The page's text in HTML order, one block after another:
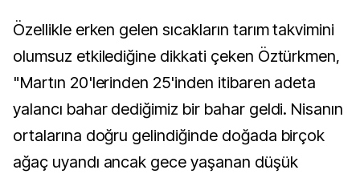
Özellikle erken gelen sıcakların tarım takvimini
olumsuz etkilediğine dikkati çeken Öztürkmen,
"Martın 20'lerinden 25'inden itibaren adeta
yalancı bahar dediğimiz bir bahar geldi. Nisanın
ortalarına doğru gelindiğinde doğada birçok
ağaç uyandı ancak gece yaşanan düşük